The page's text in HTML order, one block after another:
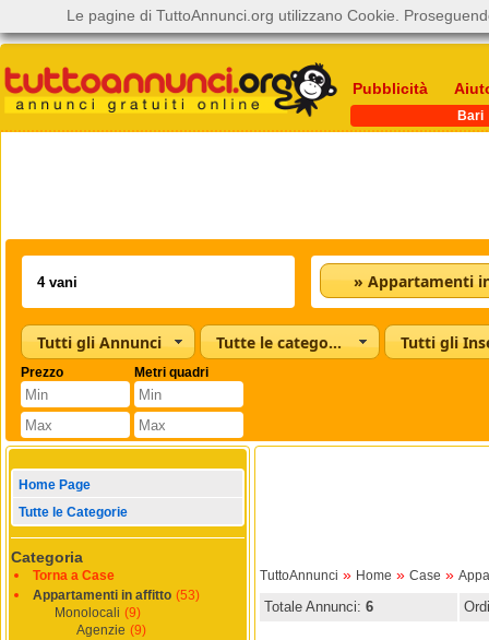
Pubblicità
Bari
Tutti gli Annunci Tutte le categorie Tutti gli
Prezzo Metri quadri
Home Page
Tutte le Categorie
Categoria
Torna a Case
Appartamenti in affitto (53)
Monolocali (9)
Agenzie (9)
TuttoAnnunci » Home » Case »
Totale Annunci: 6
Le pagine di TuttoAnnunci.org utilizzano Cookie.